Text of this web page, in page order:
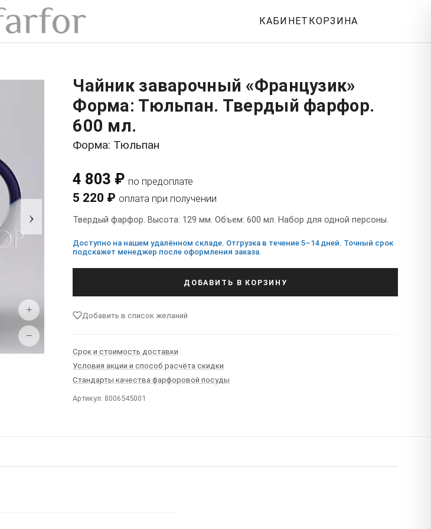
КАБИНЕТ КОРЗИНА
›
+
−
Чайник заварочный «Французик»
Форма: Тюльпан. Твердый фарфор.
600 мл.
Форма: Тюльпан
4 803 ₽ по предоплате
5 220 ₽ оплата при получении
Твердый фарфор. Высота: 129 мм. Объем: 600 мл. Набор для одной персоны.
Доступно на нашем удалённом складе. Отгрузка в течение 5–14 дней. Точный срок
подскажет менеджер после оформления заказа.
ДОБАВИТЬ В КОРЗИНУ
Добавить в список желаний
Срок и стоимость доставки
Условия акции и способ расчёта скидки
Стандарты качества фарфоровой посуды
Артикул: 8006545001